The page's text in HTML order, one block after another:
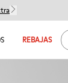
REBAJAS